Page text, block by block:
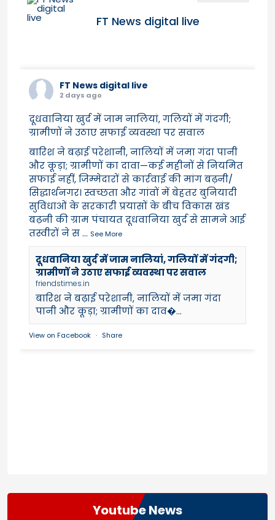
FT News digital live
FT News digital live
2 days ago
दूधवानिया खुर्द में जाम नालियां, गलियों में गंदगी;
ग्रामीणों ने उठाए सफाई व्यवस्था पर सवाल
बारिश ने बढ़ाई परेशानी, नालियों में जमा गंदा पानी
और कूड़ा; ग्रामीणों का दावा—कई महीनों से नियमित
सफाई नहीं, जिम्मेदारों से कार्रवाई की मांग बढ़नी/
सिद्धार्थनगर। स्वच्छता और गांवों में बेहतर बुनियादी
सुविधाओं के सरकारी प्रयासों के बीच विकास खंड
बढ़नी की ग्राम पंचायत दूधवानिया खुर्द से सामने आई
तस्वीरों ने स... See More
दूधवानिया खुर्द में जाम नालियां, गलियों में गंदगी;
ग्रामीणों ने उठाए सफाई व्यवस्था पर सवाल
friendstimes.in
बारिश ने बढ़ाई परेशानी, नालियों में जमा गंदा
पानी और कूड़ा; ग्रामीणों का दाव�...
View on Facebook · Share
Youtube News